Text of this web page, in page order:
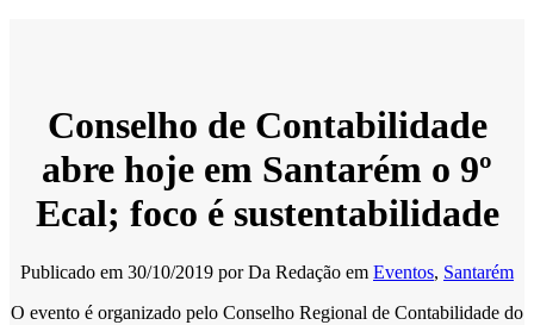
Conselho de Contabilidade
abre hoje em Santarém o 9º
Ecal; foco é sustentabilidade
Publicado em 30/10/2019 porDa Redação em Eventos, Santarém
O evento é organizado pelo Conselho Regional de Contabilidade do